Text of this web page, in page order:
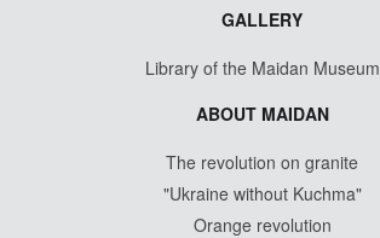
GALLERY
Library of the Maidan Museum
ABOUT MAIDAN
The revolution on granite
"Ukraine without Kuchma"
Orange revolution